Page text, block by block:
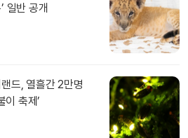
일반 공개
드, 열흘간 2만명
이 축제’